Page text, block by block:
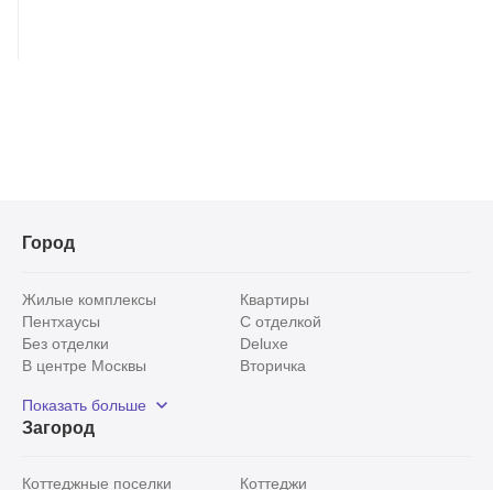
Город
Жилые комплексы
Квартиры
Пентхаусы
С отделкой
Без отделки
Deluxe
В центре Москвы
Вторичка
Рядом с парком
С панорамными окнами
Показать больше
Загород
Коттеджные поселки Коттеджи